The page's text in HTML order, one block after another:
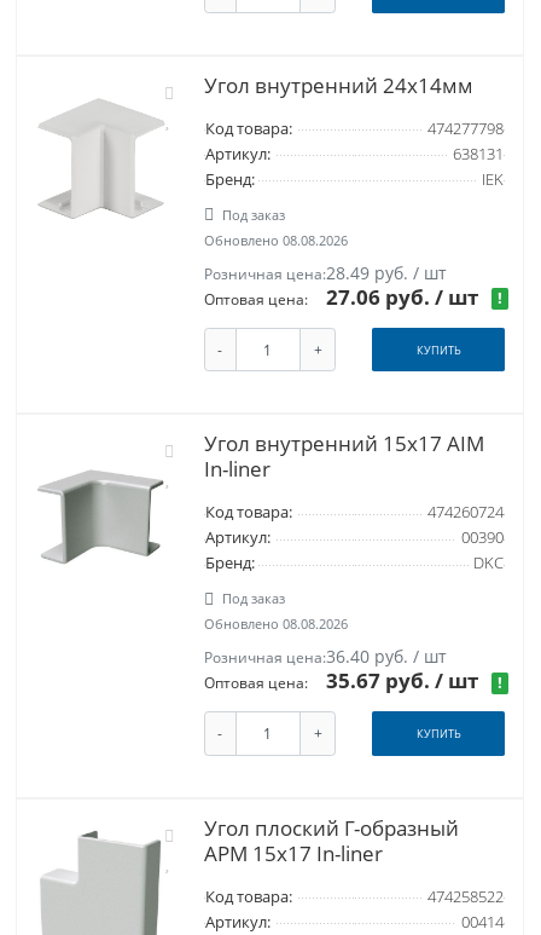
Угол внутренний 24x14мм
Код товара:
474277798
Артикул:
638131
Бренд:
IEK
Под заказ
Обновлено 08.08.2026
Розничная цена:28.49 руб. / шт
Оптовая цена: 27.06 руб./ шт !
- + КУПИТЬ
Угол внутренний 15x17 AIM
In-liner
Код товара:
474260724
Артикул:
00390
Бренд:
DKC
Под заказ
Обновлено 08.08.2026
Розничная цена:36.40 руб. / шт
Оптовая цена: 35.67 руб./ шт !
- + КУПИТЬ
Угол плоский Г-образный
APM 15x17 In-liner
Код товара:
474258522
Артикул:
00414